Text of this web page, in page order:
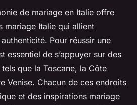
de mariage en Italie offre
mariage Italie qui allient
Pour réussir une
essentiel de s’appuyer sur des
que la Toscane, la Côte
Venise. Chacun de ces endroits
et des inspirations mariage